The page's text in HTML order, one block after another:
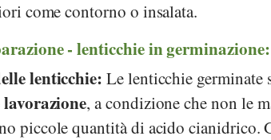
come contorno o insalata.
- lenticchie in germinazione:
lenticchie: Le lenticchie germinate
, a condizione che non le
piccole quantità di acido cianidrico.